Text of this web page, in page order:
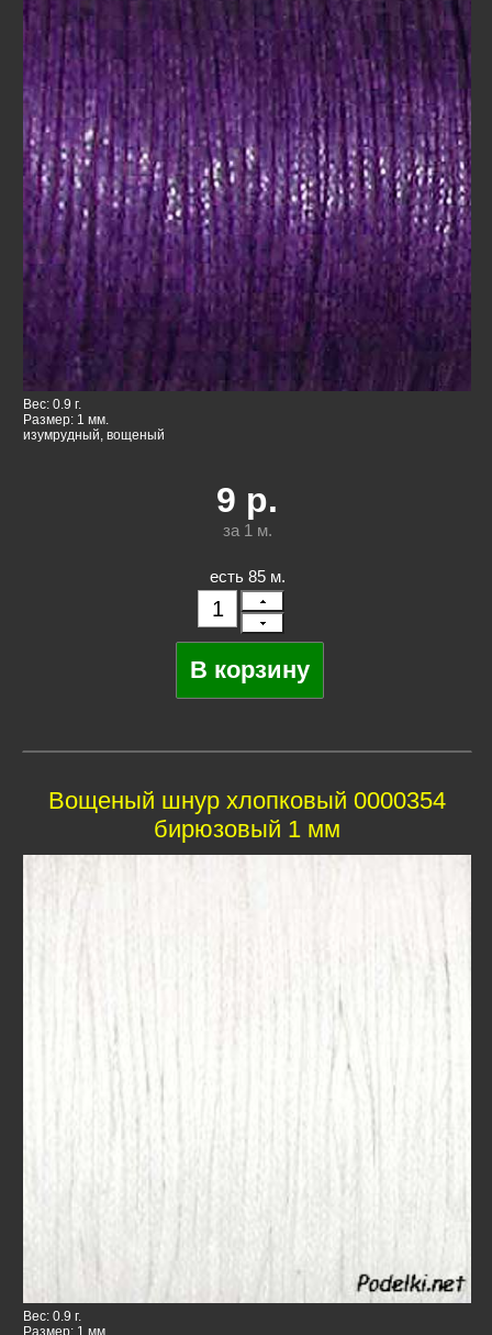
Вес: 0.9 г.
Размер: 1 мм.
изумрудный, вощеный
9 р.
за 1 м.
есть 85 м.
Вощеный шнур хлопковый 0000354
бирюзовый 1 мм
Вес: 0.9 г.
Размер: 1 мм.